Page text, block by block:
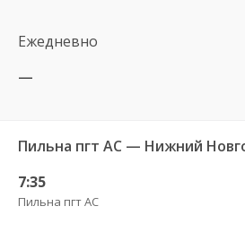
Ежедневно
—
7:35
Пильна пгт АС